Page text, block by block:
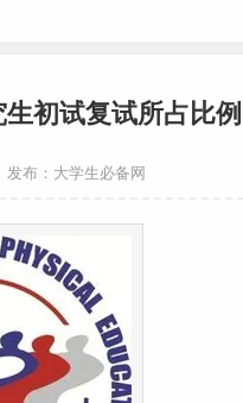
初试复试所占比例
布：大学生必备网